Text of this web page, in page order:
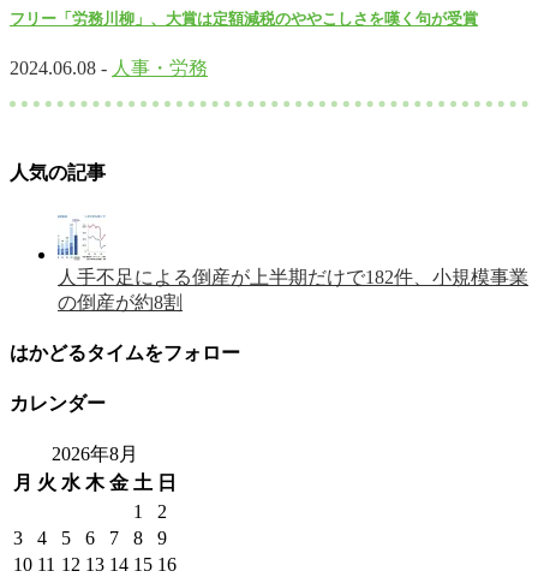
フリー「労務川柳」、大賞は定額減税のややこしさを嘆く句が受賞
2024.06.08 - 人事・労務
人気の記事
人手不足による倒産が上半期だけで182件、小規模事業
の倒産が約8割
はかどるタイムをフォロー
カレンダー
2026年8月
月 火 水 木 金 土 日
1
2
3
4 5 6 7 8
9
10 11 12 13 14 15 16